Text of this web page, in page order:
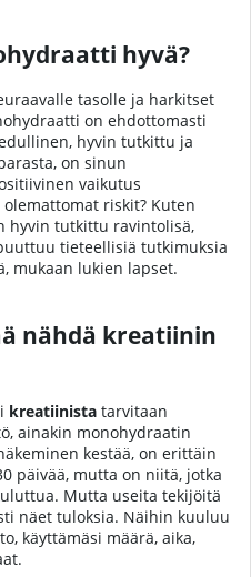
hyvä?
tasolle ja harkitset
on ehdottomasti
hyvin tutkittu ja
on sinun
vaikutus
riskit? Kuten
hyvin tutkittu ravintolisä,
tieteellisiä tutkimuksia
mukaan lukien lapset.
nähdä kreatiinin
kreatiinista tarvitaan
ainakin monohydraatin
kestää, on erittäin
päivää, mutta on niitä, jotka
Mutta useita tekijöitä
näet tuloksia. Näihin kuuluu
käyttämäsi määrä, aika,